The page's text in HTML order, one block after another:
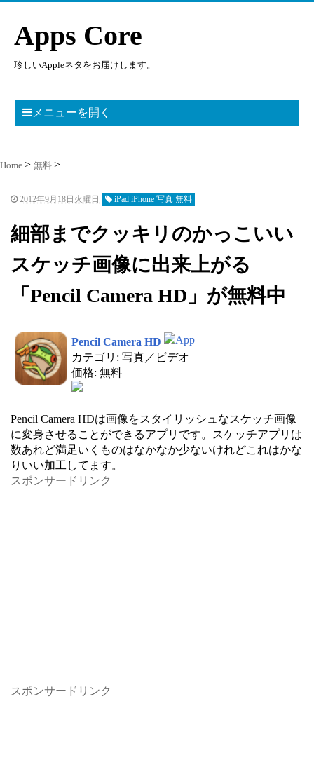
Apps Core
珍しいAppleネタをお届けします。
メニューを開く
Home 無料
2012年9月18日火曜日 iPad iPhone 写真 無料
細部までクッキリのかっこいい
スケッチ画像に出来上がる
「Pencil Camera HD」が無料中
Pencil Camera HD
カテゴリ: 写真／ビデオ
価格: 無料
Pencil Camera HDは画像をスタイリッシュなスケッチ画像
に変身させることができるアプリです。スケッチアプリは
数あれど満足いくものはなかなか少ないけれどこれはかな
りいい加工してます。
スポンサードリンク
スポンサードリンク